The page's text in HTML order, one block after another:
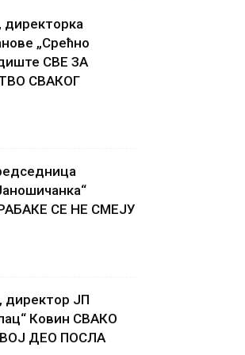
директорка
„Срећно
СВЕ ЗА
СВАКОГ
СЕ НЕ СМЕЈУ
ЈП
Ковин СВАКО
ДЕО ПОСЛА